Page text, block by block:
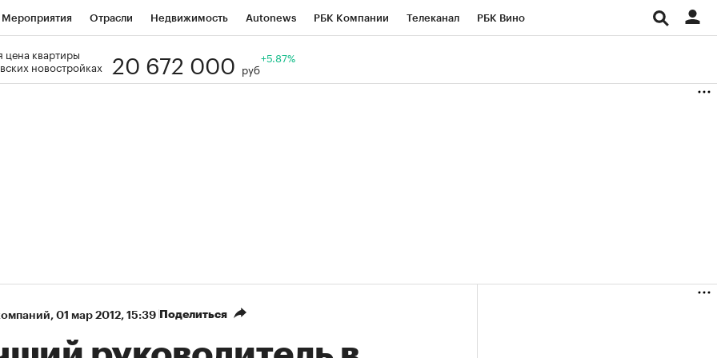
Мероприятия Отрасли Недвижимость Autonews РБК Компании Телеканал РБК Вино
Визионеры
цена квартиры
новостройках
20 672 000 руб
+5.87%
⁠, 01 мар 2012, 15:39 Поделиться